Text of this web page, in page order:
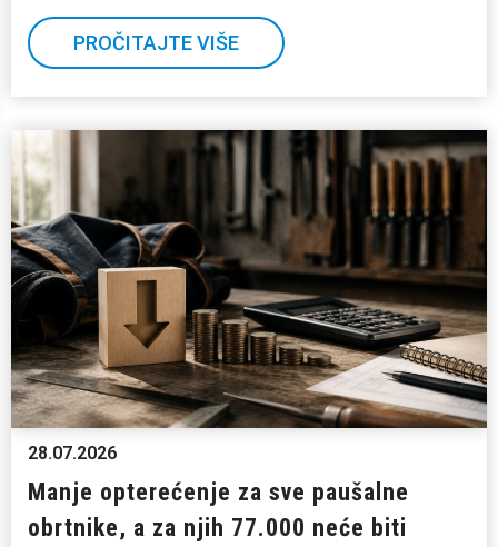
PROČITAJTE VIŠE
28.07.2026
Manje opterećenje za sve paušalne
obrtnike, a za njih 77.000 neće biti